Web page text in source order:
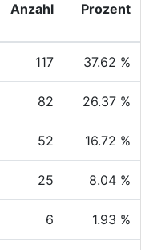
Anzahl Prozent
117 37.62 %
82 26.37 %
52 16.72 %
25 8.04 %
6 1.93 %